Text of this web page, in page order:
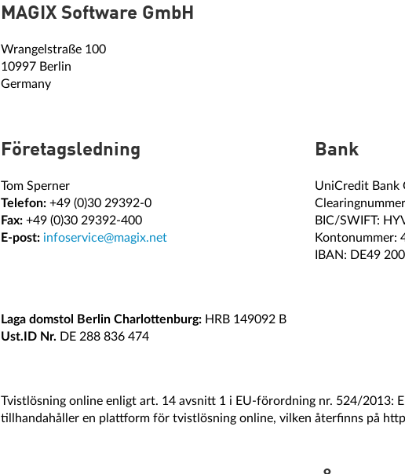
MAGIX Software GmbH
Wrangelstraße 100
10997 Berlin
Germany
Företagsledning
Tom Sperner
Telefon: +49 (0)30 29392-0
Fax: +49 (0)30 29392-400
E-post: infoservice@magix.net
Bank
UniCredit Bank
BIC/SWIFT:
Kontonummer:
IBAN: DE49
Laga domstol Berlin Charlottenburg: HRB 149092 B
Ust.ID Nr. DE 288 836 474
Tvistlösning online enligt art. 14 avsnitt 1 i EU-förordning nr. 524/2013:
tillhandahåller en plattform för tvistlösning online, vilken återfinns på